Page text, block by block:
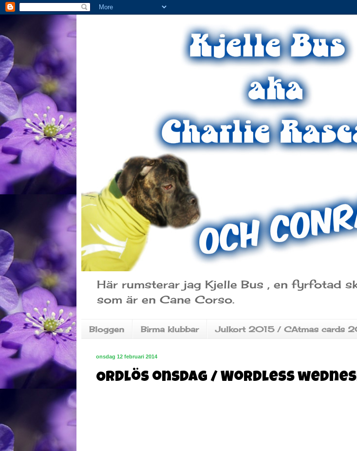
Här rumsterar jag Kjelle Bus , en fyrfotad
som är en Cane Corso.
Bloggen Birma klubbar Julkort 2015 / CAtmas cards
onsdag 12 februari 2014
Ordlös onsdag / Wordless